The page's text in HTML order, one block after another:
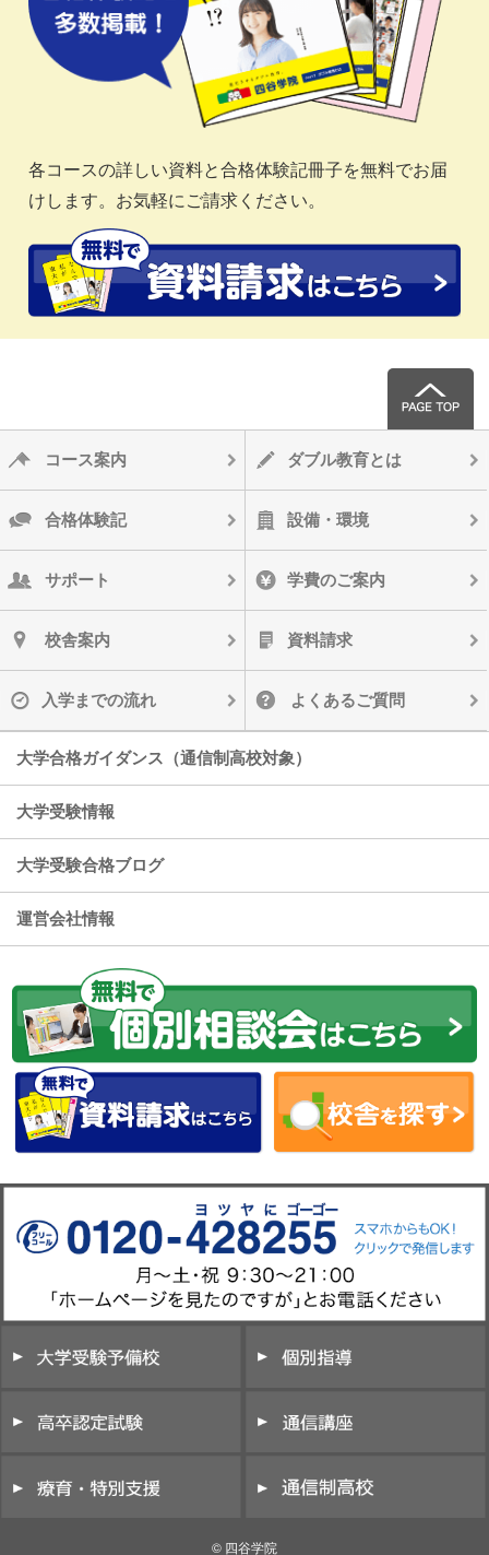
各コースの詳しい資料と合格体験記冊子を無料でお届
けします。お気軽にご請求ください。
コース案内 ダブル教育とは
合格体験記 設備・環境
サポート 学費のご案内
校舎案内 資料請求
入学までの流れ よくあるご質問
大学合格ガイダンス（通信制高校対象）
大学受験情報
大学受験合格ブログ
運営会社情報
© 四谷学院